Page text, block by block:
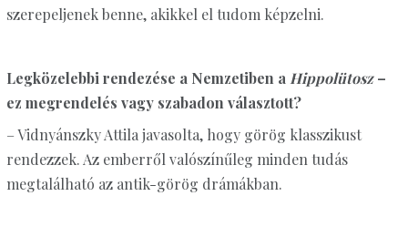
szerepeljenek benne, akikkel el tudom képzelni.
Legközelebbi rendezése a Nemzetiben a Hippolütosz–
ez megrendelés vagy szabadon választott?
– Vidnyánszky Attila javasolta, hogy görög klasszikust
rendezzek. Az emberről valószínűleg minden tudás
megtalálható az antik-görög drámákban.